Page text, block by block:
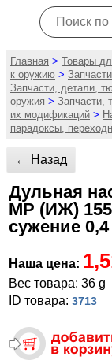
Главная > Товары
к оружию >
Запчасти, детали,
оружия >
их модификаций >
парадоксы,
← Назад
Дульная
МР (ИЖ)
сужение
Наша цена:
Вес товара: 36 g
ID товара: 3713